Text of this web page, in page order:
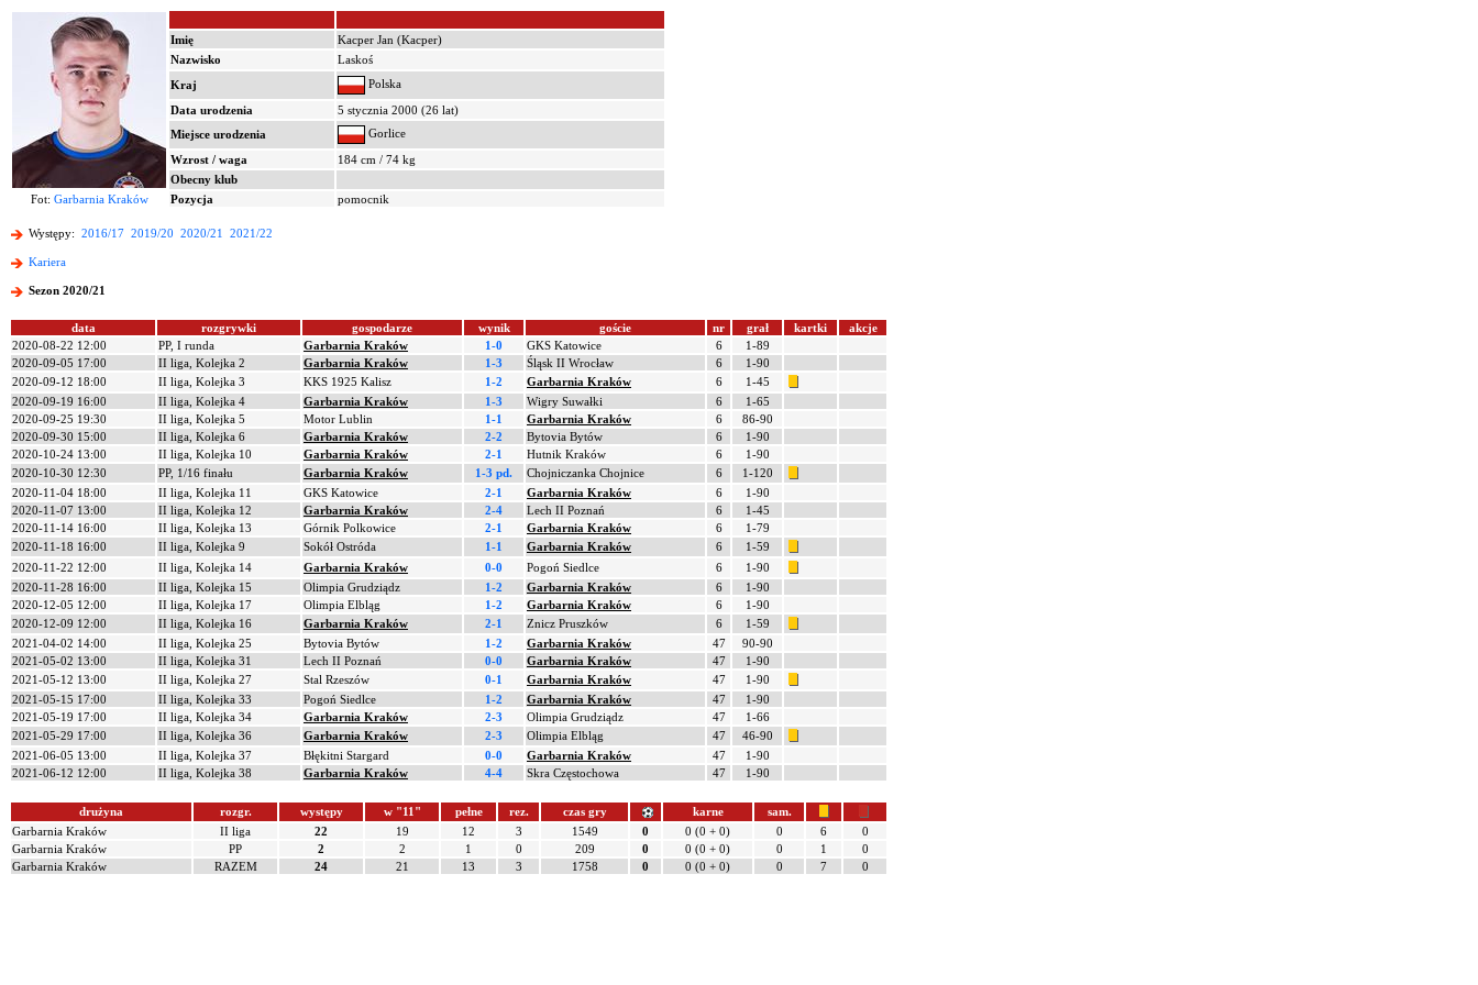
Imię
Kacper Jan (Kacper)
Nazwisko
Laskoś
Kraj
Polska
Data urodzenia
5 stycznia 2000 (26 lat)
Miejsce urodzenia
Gorlice
Wzrost / waga
184 cm / 74 kg
Obecny klub
Fot: Garbarnia Kraków Pozycja pomocnik
Występy: 2016/17 2019/20 2020/21 2021/22
Kariera
Sezon 2020/21
data rozgrywki gospodarze wynik goście nr grał kartki
akcje
2020-08-22 12:00
PP, I runda Garbarnia Kraków 1-0 GKS Katowice 6
1-89
2020-09-05 17:00
II liga, Kolejka 2 Garbarnia Kraków 1-3 Śląsk II Wrocław 6
1-90
2020-09-12 18:00
II liga, Kolejka 3 KKS 1925 Kalisz 1-2 Garbarnia Kraków 6
1-45
2020-09-19 16:00
II liga, Kolejka 4 Garbarnia Kraków 1-3 Wigry Suwałki 6
1-65
2020-09-25 19:30
II liga, Kolejka 5 Motor Lublin 1-1 Garbarnia Kraków 6
86-90
2020-09-30 15:00
II liga, Kolejka 6 Garbarnia Kraków 2-2 Bytovia Bytów 6
1-90
2020-10-24 13:00
II liga, Kolejka 10 Garbarnia Kraków 2-1 Hutnik Kraków 6
1-90
2020-10-30 12:30
PP, 1/16 finału Garbarnia Kraków 1-3 pd. Chojniczanka Chojnice 6
1-120
2020-11-04 18:00
II liga, Kolejka 11 GKS Katowice 2-1 Garbarnia Kraków 6
1-90
2020-11-07 13:00
II liga, Kolejka 12 Garbarnia Kraków 2-4 Lech II Poznań 6
1-45
2020-11-14 16:00
II liga, Kolejka 13 Górnik Polkowice 2-1 Garbarnia Kraków 6
1-79
2020-11-18 16:00
II liga, Kolejka 9 Sokół Ostróda 1-1 Garbarnia Kraków 6
1-59
2020-11-22 12:00
II liga, Kolejka 14 Garbarnia Kraków 0-0 Pogoń Siedlce 6
1-90
2020-11-28 16:00
II liga, Kolejka 15 Olimpia Grudziądz 1-2 Garbarnia Kraków 6
1-90
2020-12-05 12:00
II liga, Kolejka 17 Olimpia Elbląg 1-2 Garbarnia Kraków 6
1-90
2020-12-09 12:00
II liga, Kolejka 16 Garbarnia Kraków 2-1 Znicz Pruszków 6
1-59
2021-04-02 14:00
II liga, Kolejka 25 Bytovia Bytów 1-2 Garbarnia Kraków 47
90-90
2021-05-02 13:00
II liga, Kolejka 31 Lech II Poznań 0-0 Garbarnia Kraków 47
1-90
2021-05-12 13:00
II liga, Kolejka 27 Stal Rzeszów 0-1 Garbarnia Kraków 47
1-90
2021-05-15 17:00
II liga, Kolejka 33 Pogoń Siedlce 1-2 Garbarnia Kraków 47
1-90
2021-05-19 17:00
II liga, Kolejka 34 Garbarnia Kraków 2-3 Olimpia Grudziądz 47
1-66
2021-05-29 17:00
II liga, Kolejka 36 Garbarnia Kraków 2-3 Olimpia Elbląg 47
46-90
2021-06-05 13:00
II liga, Kolejka 37 Błękitni Stargard 0-0 Garbarnia Kraków 47
1-90
2021-06-12 12:00
II liga, Kolejka 38 Garbarnia Kraków 4-4 Skra Częstochowa 47 1-90
drużyna rozgr. występy w "11" pełne rez. czas gry karne
sam.
Garbarnia Kraków
II liga 22 19 12 3 1549 0 0 (0 + 0) 0 6
0
Garbarnia Kraków
PP 2 2 1 0 209 0 0 (0 + 0) 0 1
0
Garbarnia Kraków
RAZEM 24 21 13 3 1758 0 0 (0 + 0) 0 7 0